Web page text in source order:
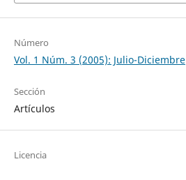
Número
Vol. 1 Núm. 3 (2005): Julio-Diciembre
Sección
Artículos
Licencia